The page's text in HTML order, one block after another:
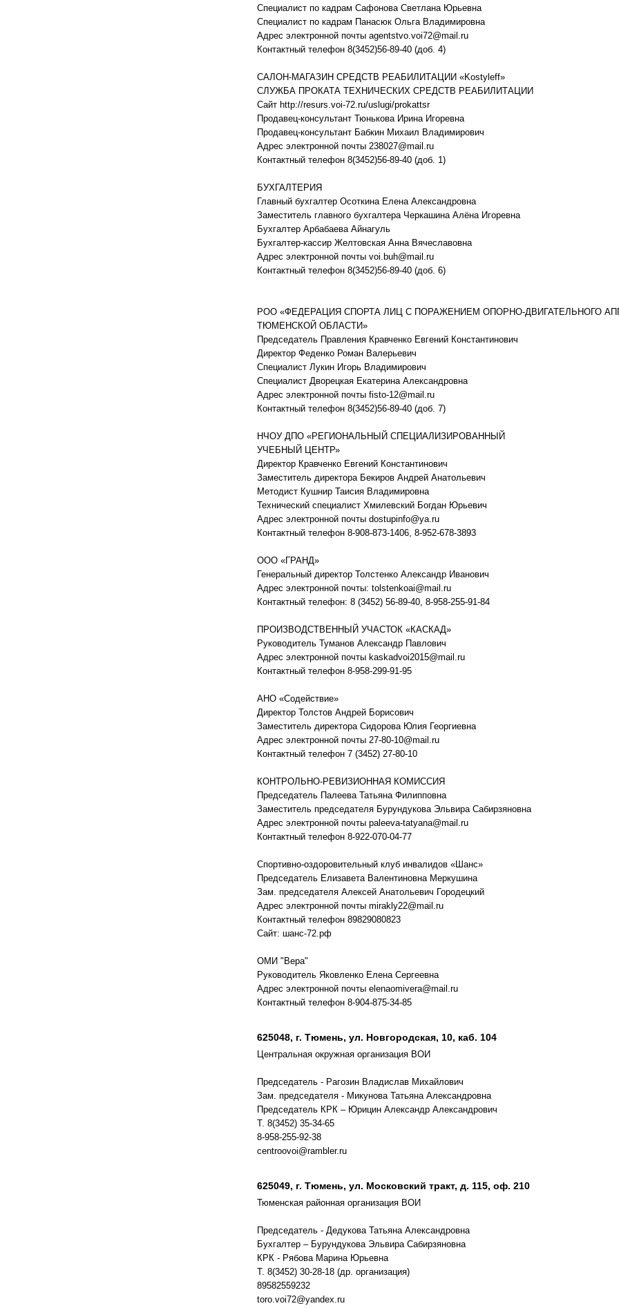
Специалист по кадрам Сафонова Светлана Юрьевна
Специалист по кадрам Панасюк Ольга Владимировна
Адрес электронной почты agentstvo.voi72@mail.ru
Контактный телефон 8(3452)56-89-40 (доб. 4)
САЛОН-МАГАЗИН СРЕДСТВ РЕАБИЛИТАЦИИ «Kostyleff»
СЛУЖБА ПРОКАТА ТЕХНИЧЕСКИХ СРЕДСТВ РЕАБИЛИТАЦИИ
Сайт http://resurs.voi-72.ru/uslugi/prokattsr
Продавец-консультант Тюнькова Ирина Игоревна
Продавец-консультант Бабкин Михаил Владимирович
Адрес электронной почты 238027@mail.ru
Контактный телефон 8(3452)56-89-40 (доб. 1)
БУХГАЛТЕРИЯ
Главный бухгалтер Осоткина Елена Александровна
Заместитель главного бухгалтера Черкашина Алёна Игоревна
Бухгалтер Арбабаева Айнагуль
Бухгалтер-кассир Желтовская Анна Вячеславовна
Адрес электронной почты voi.buh@mail.ru
Контактный телефон 8(3452)56-89-40 (доб. 6)
РОО «ФЕДЕРАЦИЯ СПОРТА ЛИЦ С ПОРАЖЕНИЕМ ОПОРНО-ДВИГАТЕЛЬНОГО
ТЮМЕНСКОЙ ОБЛАСТИ»
Председатель Правления Кравченко Евгений Константинович
Директор Феденко Роман Валерьевич
Специалист Лукин Игорь Владимирович
Специалист Дворецкая Екатерина Александровна
Адрес электронной почты fisto-12@mail.ru
Контактный телефон 8(3452)56-89-40 (доб. 7)
НЧОУ ДПО «РЕГИОНАЛЬНЫЙ СПЕЦИАЛИЗИРОВАННЫЙ
УЧЕБНЫЙ ЦЕНТР»
Директор Кравченко Евгений Константинович
Заместитель директора Бекиров Андрей Анатольевич
Методист Кушнир Таисия Владимировна
Технический специалист Хмилевский Богдан Юрьевич
Адрес электронной почты dostupinfo@ya.ru
Контактный телефон 8-908-873-1406, 8-952-678-3893
ООО «ГРАНД»
Генеральный директор Толстенко Александр Иванович
Адрес электронной почты: tolstenkoai@mail.ru
Контактный телефон: 8 (3452) 56-89-40, 8-958-255-91-84
ПРОИЗВОДСТВЕННЫЙ УЧАСТОК «КАСКАД»
Руководитель Туманов Александр Павлович
Адрес электронной почты kaskadvoi2015@mail.ru
Контактный телефон 8-958-299-91-95
АНО «Содействие»
Директор Толстов Андрей Борисович
Заместитель директора Сидорова Юлия Георгиевна
Адрес электронной почты 27-80-10@mail.ru
Контактный телефон 7 (3452) 27-80-10
КОНТРОЛЬНО-РЕВИЗИОННАЯ КОМИССИЯ
Председатель Палеева Татьяна Филипповна
Заместитель председателя Бурундукова Эльвира Сабирзяновна
Адрес электронной почты paleeva-tatyana@mail.ru
Контактный телефон 8-922-070-04-77
Спортивно-оздоровительный клуб инвалидов «Шанс»
Председатель Елизавета Валентиновна Меркушина
Зам. председателя Алексей Анатольевич Городецкий
Адрес электронной почты mirakly22@mail.ru
Контактный телефон 89829080823
Сайт: шанс-72.рф
ОМИ "Вера"
Руководитель Яковленко Елена Сергеевна
Адрес электронной почты elenaomivera@mail.ru
Контактный телефон 8-904-875-34-85
625048, г. Тюмень, ул. Новгородская, 10, каб. 104
Центральная окружная организация ВОИ
Председатель - Рагозин Владислав Михайлович
Зам. председателя - Микунова Татьяна Александровна
Председатель КРК – Юрицин Александр Александрович
Т. 8(3452) 35-34-65
8-958-255-92-38
centroovoi@rambler.ru
625049, г. Тюмень, ул. Московский тракт, д. 115, оф. 210
Тюменская районная организация ВОИ
Председатель - Дедукова Татьяна Александровна
Бухгалтер – Бурундукова Эльвира Сабирзяновна
КРК - Рябова Марина Юрьевна
Т. 8(3452) 30-28-18 (др. организация)
89582559232
toro.voi72@yandex.ru